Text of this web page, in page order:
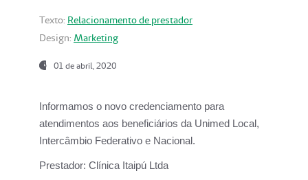
Texto: Relacionamento de prestador
Design: Marketing
01 de abril, 2020
Informamos o novo credenciamento para
atendimentos aos beneficiários da Unimed Local,
Intercâmbio Federativo e Nacional.
Prestador: Clínica Itaipú Ltda